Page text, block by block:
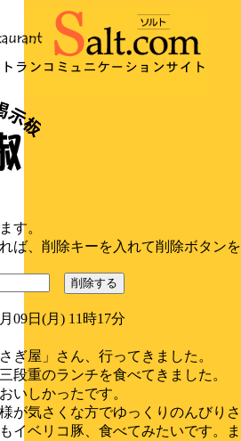
す。
ば、削除キーを入れて削除ボタン
削除する
09日(月) 11時17分
ぎ屋」さん、行ってきました。
段重のランチを食べてきました。
いしかったです。
が気さくな方でゆっくりのんびり
イベリコ豚、食べてみたいです。